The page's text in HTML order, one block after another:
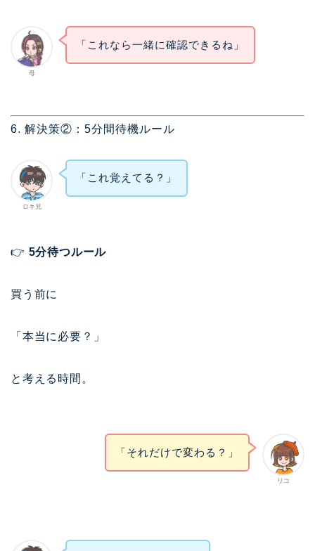
母
「これなら一緒に確認できるね」
6. 解決策②：5分間待機ルール
ロキ兄
「これ覚えてる？」
👉 5分待つルール
買う前に
「本当に必要？」
と考える時間。
リコ
「それだけで変わる？」